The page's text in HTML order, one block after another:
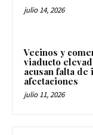
julio 14, 2026
Vecinos y
viaducto
acusan falta
afectaciones
julio 11, 2026